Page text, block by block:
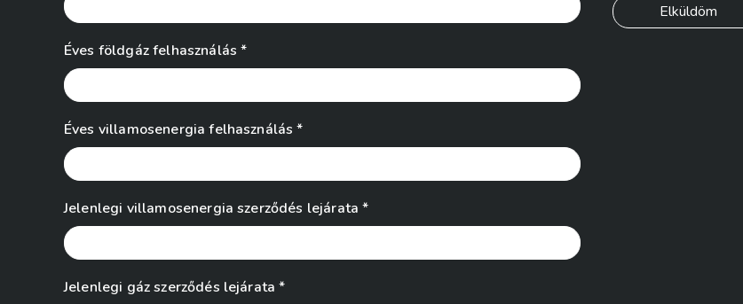
Éves földgáz felhasználás *
Éves villamosenergia felhasználás *
Jelenlegi villamosenergia szerződés lejárata *
Jelenlegi gáz szerződés lejárata *